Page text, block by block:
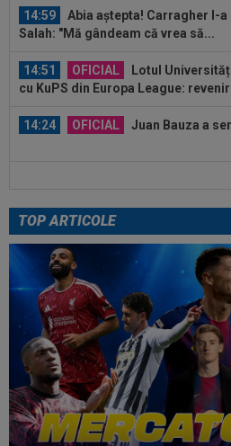
14:59
Abia aștepta! Carragher l-a
Salah: "Mă gândeam că vrea să...
14:51 OFICIAL
Lotul
cu KuPS din Europa League:
14:24 OFICIAL Juan Bauza a
"Schema" pregătită de
15:20 Mirel Rădoi a primit vestea
15:16
Stefanos Tsitsipas a oprit
”Alo? Unde suntem aici?”
15:09
A fost la un pas de Inter,
altă echipă și l-a lăsat pe...
15:01
Modificări ale
Champions League!
TOP ARTICOLE